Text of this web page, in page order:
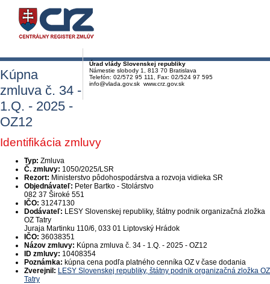
Úrad vlády Slovenskej republiky
Námestie slobody 1, 813 70 Bratislava
Telefón: 02/572 95 111, Fax: 02/524 97 595
info@vlada.gov.sk www.crz.gov.sk
Kúpna
zmluva č. 34 -
1.Q. - 2025 -
OZ12
Identifikácia zmluvy
Typ: Zmluva
Č. zmluvy: 1050/2025/LSR
Rezort: Ministerstvo pôdohospodárstva a rozvoja vidieka SR
Objednávateľ: Peter Bartko - Stolárstvo
082 37 Široké 551
IČO: 31247130
Dodávateľ: LESY Slovenskej republiky, štátny podnik organizačná zložka
OZ Tatry
Juraja Martinku 110/6, 033 01 Liptovský Hrádok
IČO: 36038351
Názov zmluvy: Kúpna zmluva č. 34 - 1.Q. - 2025 - OZ12
ID zmluvy: 10408354
Poznámka: kúpna cena podľa platného cenníka OZ v čase dodania
Zverejnil: LESY Slovenskej republiky, štátny podnik organizačná zložka OZ
Tatry